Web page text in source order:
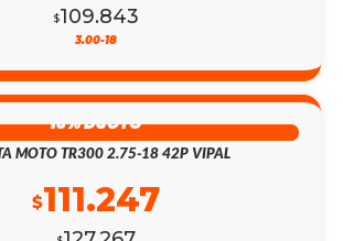
$109.843
3.00-18
13% DSCTO
MOTO TR300 2.75-18 42P VIPAL
$111.247